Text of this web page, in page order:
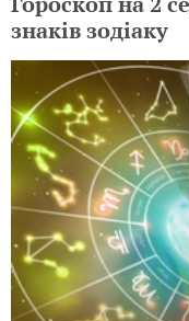
знаків зодіаку